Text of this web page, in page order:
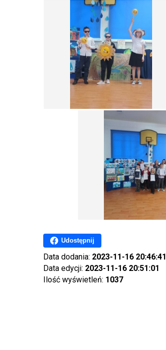
Udostępnij
Data dodania: 2023-11-16 20:46:41
Data edycji: 2023-11-16 20:51:01
Ilość wyświetleń: 1037